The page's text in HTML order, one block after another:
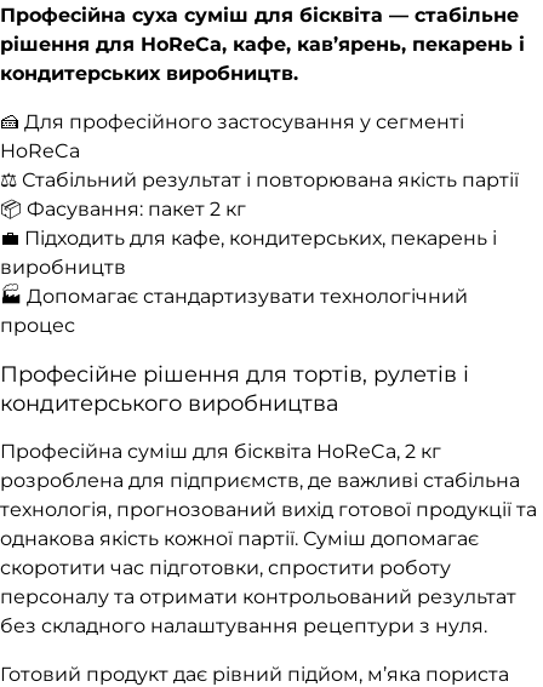
Професійна суха суміш для бісквіта — стабільне
рішення для HoReCa, кафе, кав’ярень, пекарень і
кондитерських виробництв.
🍰 Для професійного застосування у сегменті
HoReCa
⚖️ Стабільний результат і повторювана якість партії
📦 Фасування: пакет 2 кг
💼 Підходить для кафе, кондитерських, пекарень і
виробництв
🏭 Допомагає стандартизувати технологічний
процес
Професійне рішення для тортів, рулетів і
кондитерського виробництва
Професійна суміш для бісквіта HoReCa, 2 кг
розроблена для підприємств, де важливі стабільна
технологія, прогнозований вихід готової продукції та
однакова якість кожної партії. Суміш допомагає
скоротити час підготовки, спростити роботу
персоналу та отримати контрольований результат
без складного налаштування рецептури з нуля.
Готовий продукт дає рівний підйом, м’яка пориста